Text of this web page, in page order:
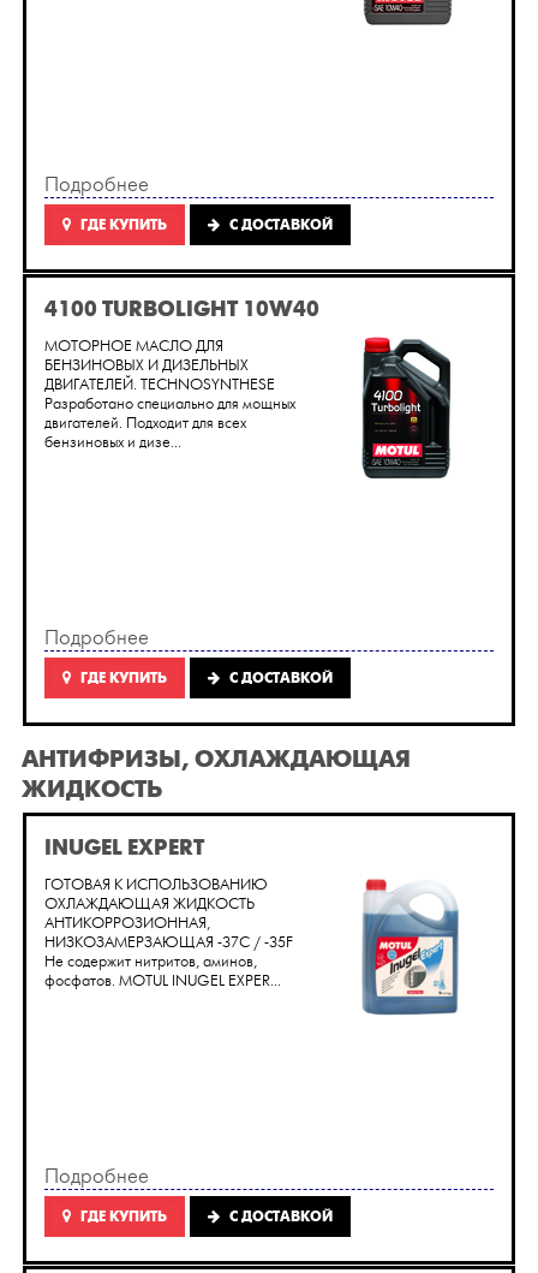
Подробнее
ГДЕ КУПИТЬ C ДОСТАВКОЙ
4100 TURBOLIGHT 10W40
МОТОРНОЕ МАСЛО ДЛЯ
БЕНЗИНОВЫХ И ДИЗЕЛЬНЫХ
ДВИГАТЕЛЕЙ. TECHNOSYNTHESE
Разработано специально для мощных
двигателей. Подходит для всех
бензиновых и дизе...
Подробнее
ГДЕ КУПИТЬ C ДОСТАВКОЙ
АНТИФРИЗЫ, ОХЛАЖДАЮЩАЯ
ЖИДКОСТЬ
INUGEL EXPERT
ГОТОВАЯ К ИСПОЛЬЗОВАНИЮ
ОХЛАЖДАЮЩАЯ ЖИДКОСТЬ
АНТИКОРРОЗИОННАЯ,
НИЗКОЗАМЕРЗАЮЩАЯ -37C / -35F
Не содержит нитритов, аминов,
фосфатов. MOTUL INUGEL EXPER...
Подробнее
ГДЕ КУПИТЬ C ДОСТАВКОЙ